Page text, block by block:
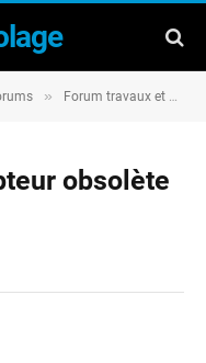
» Forum travaux et rénovation
obsolète